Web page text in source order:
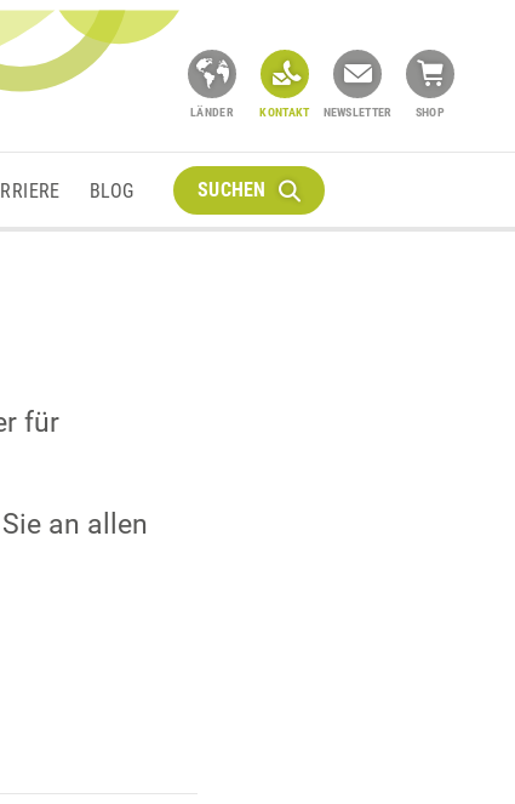
LÄNDER KONTAKT NEWSLETTER SHOP
BLOG SUCHEN
für
an allen